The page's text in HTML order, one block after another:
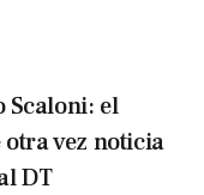
Scaloni: el
vez noticia
DT